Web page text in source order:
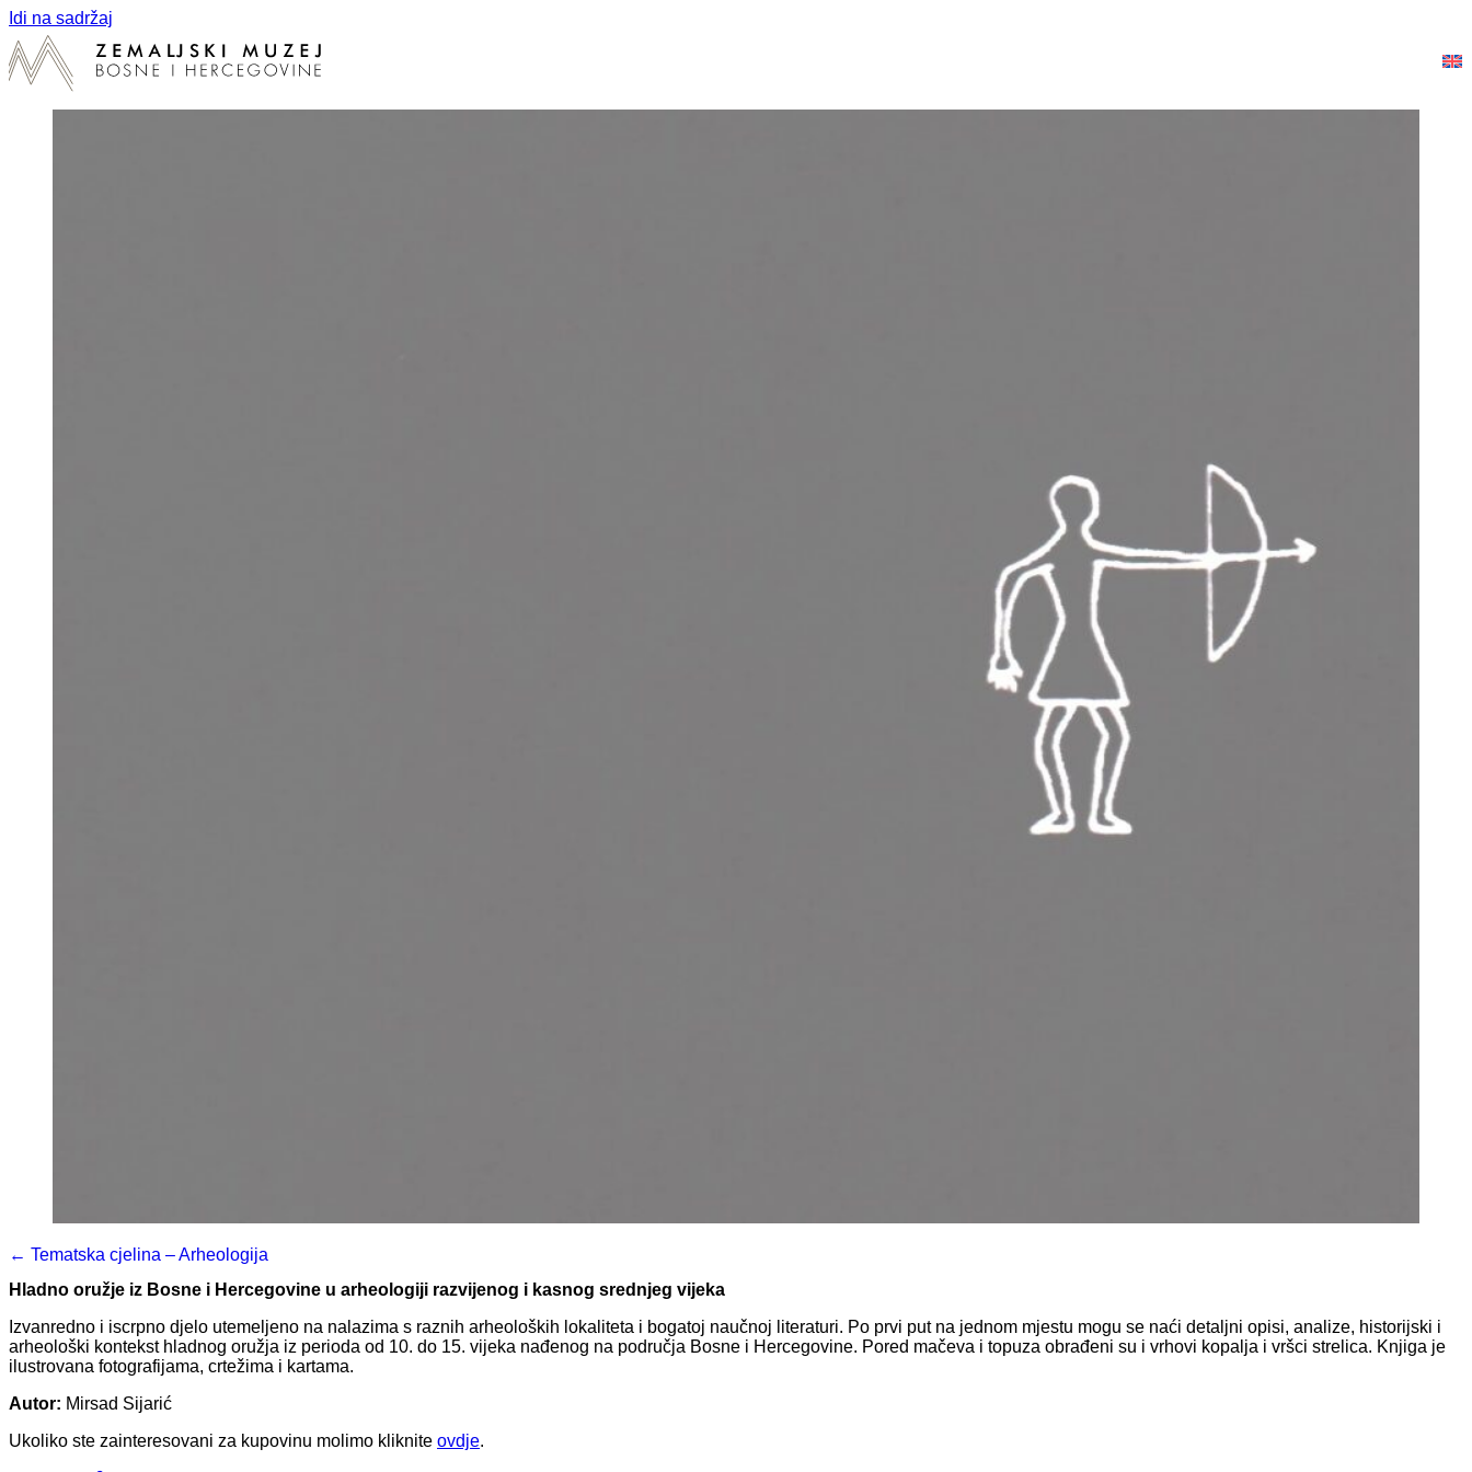
Idi na sadržaj
← Tematska cjelina – Arheologija
Hladno oružje iz Bosne i Hercegovine u arheologiji razvijenog i kasnog srednjeg vijeka
Izvanredno i iscrpno djelo utemeljeno na nalazima s raznih arheoloških lokaliteta i bogatoj naučnoj literaturi. Po prvi put na jednom mjestu mogu se naći detaljni opisi, analize, historijski i
arheološki kontekst hladnog oružja iz perioda od 10. do 15. vijeka nađenog na područja Bosne i Hercegovine. Pored mačeva i topuza obrađeni su i vrhovi kopalja i vršci strelica. Knjiga je
ilustrovana fotografijama, crtežima i kartama.
Autor: Mirsad Sijarić
Ukoliko ste zainteresovani za kupovinu molimo kliknite ovdje.